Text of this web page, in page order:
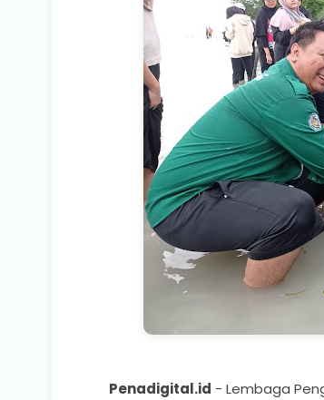
Penadigital.id - Lembaga